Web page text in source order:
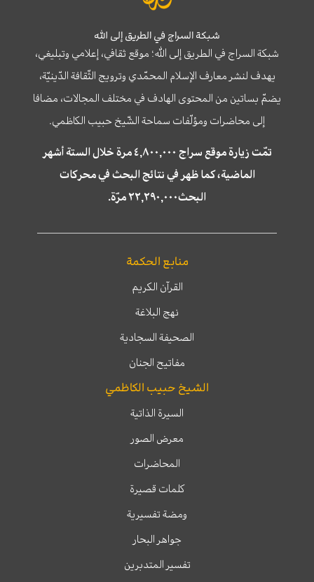
شبكة السراج في الطريق إلى الله
شبكة السراج في الطريق إلى الله؛ موقع ثقافي، إعلامي وتبليغي،
يهدف لنشر معارف الإسلام المحمّدي وترويج الثّقافة الدّينيّة،
يضمّ بساتين من المحتوى الهادف في مختلف المجالات، مضافا
إلى محاضرات ومؤلّفات سماحة الشّيخ حبيب الكاظمي.
تمّت زيارة موقع سراج ٤,٨٠٠,٠٠٠ مرة خلال الستة أشهر
الماضية، كما ظهر في نتائج البحث في محركات
البحث٢٢,٢٩٠,٠٠٠ مرّة.
منابع الحكمة
القرآن الكريم
نهج البلاغة
الصحيفة السجادية
مفاتيح الجنان
الشيخ حبيب الكاظمي
السيرة الذاتية
معرض الصور
المحاضرات
كلمات قصيرة
ومضة تفسيرية
جواهر البحار
تفسير المتدبرين